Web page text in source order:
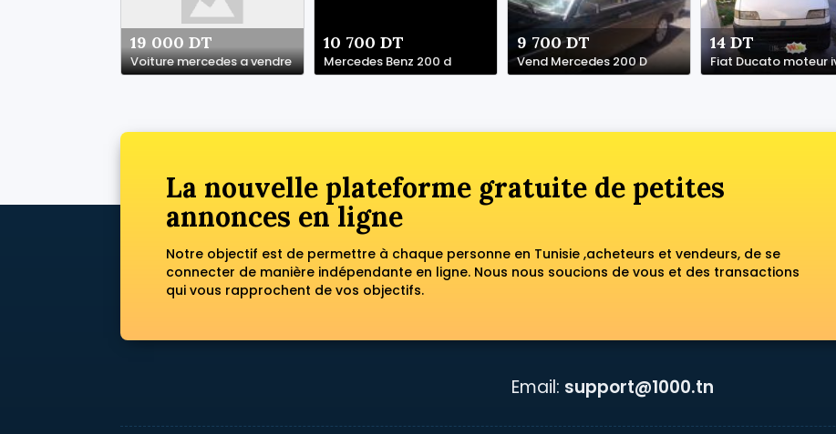
19 000 DT
Voiture mercedes a vendre
10 700 DT
Mercedes Benz 200 d
9 700 DT
Vend Mercedes 200 D
14 DT
Fiat Ducato moteur
La nouvelle plateforme gratuite de petites
annonces en ligne
Notre objectif est de permettre à chaque personne en Tunisie ,acheteurs et vendeurs, de se
connecter de manière indépendante en ligne. Nous nous soucions de vous et des transactions
qui vous rapprochent de vos objectifs.
Email: support@1000.tn